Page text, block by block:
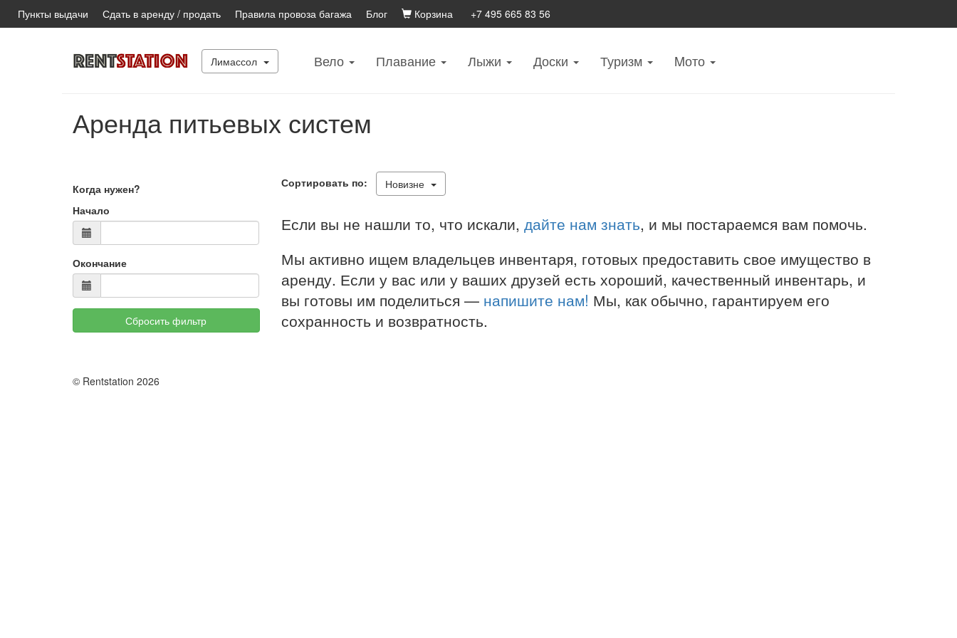
Пункты выдачи Сдать в аренду / продать Правила провоза багажа Блог Корзина +7 495 665 83 56
Лимассол Вело Плавание Лыжи Доски Туризм Mото
Аренда питьевых систем
Когда нужен?
Начало
Окончание
Сбросить фильтр
Сортировать по: Новизне
Если вы не нашли то, что искали, дайте нам знать, и мы постараемся вам помочь.
Мы активно ищем владельцев инвентаря, готовых предоставить свое имущество в
аренду. Если у вас или у ваших друзей есть хороший, качественный инвентарь, и
вы готовы им поделиться — напишите нам! Мы, как обычно, гарантируем его
сохранность и возвратность.
© Rentstation 2026